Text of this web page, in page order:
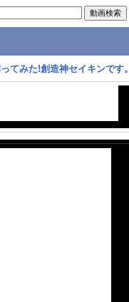
てみた!創造神セイキンです。